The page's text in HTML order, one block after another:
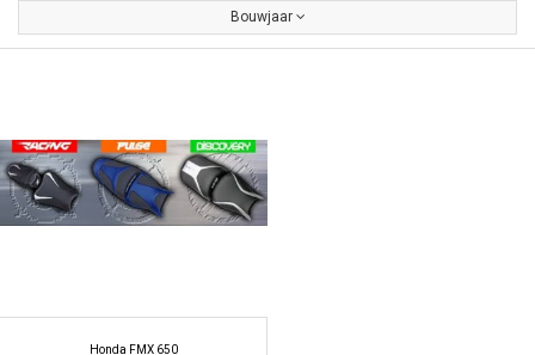
Bouwjaar
Honda FMX 650